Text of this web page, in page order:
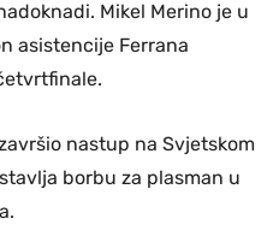
Mikel Merino je u
asistencije Ferrana
nastup na Svjetskom
borbu za plasman u